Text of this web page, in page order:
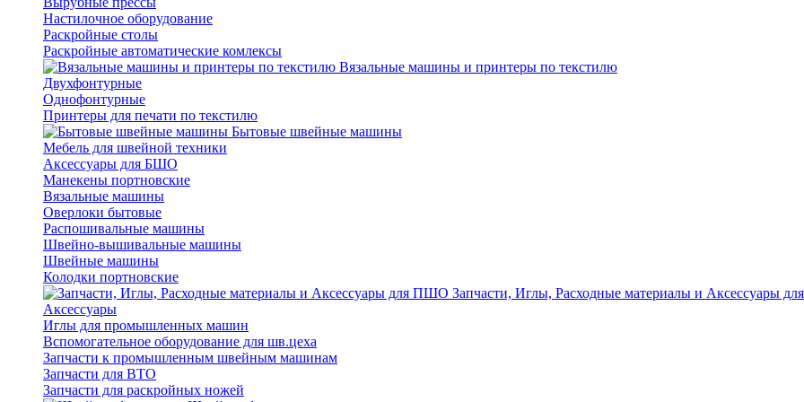
Настилочное оборудование
Раскройные столы
Раскройные автоматические комлексы
Вязальные машины и принтеры по текстилю
Двухфонтурные
Однофонтурные
Принтеры для печати по текстилю
Бытовые швейные машины
Мебель для швейной техники
Аксессуары для БШО
Манекены портновские
Вязальные машины
Оверлоки бытовые
Распошивальные машины
Швейно-вышивальные машины
Швейные машины
Колодки портновские
Запчасти, Иглы, Расходные материалы и Аксессуары
Аксессуары
Иглы для промышленных машин
Вспомогательное оборудование для шв.цеха
Запчасти к промышленным швейным машинам
Запчасти для ВТО
Запчасти для раскройных ножей